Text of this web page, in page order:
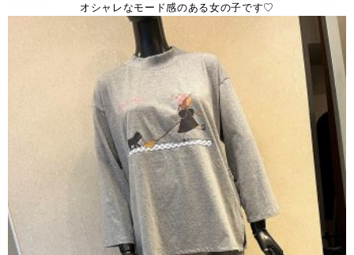
オシャレなモード感のある女の子です♡